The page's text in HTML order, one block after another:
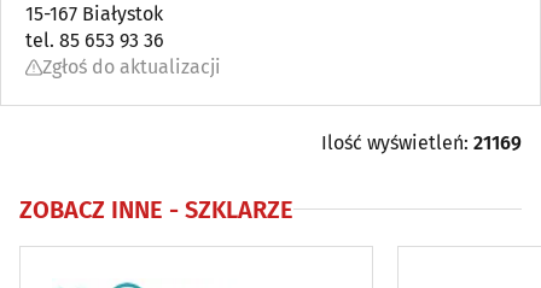
Bielizna - producenci, hurtownie
Biura matrymonialne(0)
Catering(9)
15-167 Białystok
tel. 85 653 93 36
Zgłoś do aktualizacji
Ilość wyświetleń: 21169
ZOBACZ INNE - SZKLARZE